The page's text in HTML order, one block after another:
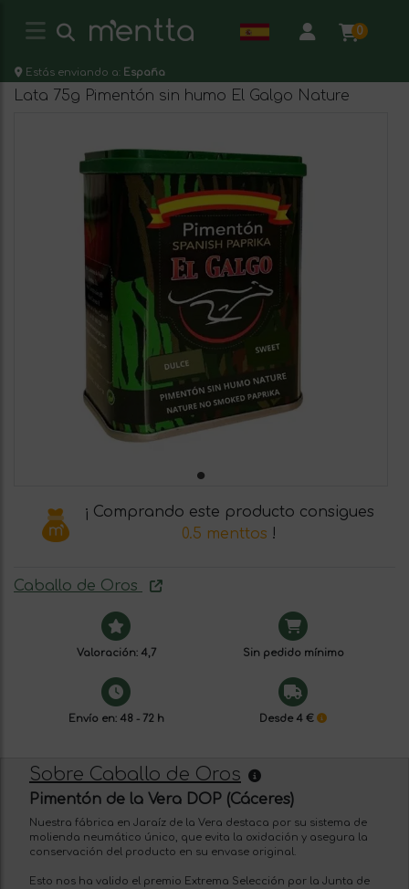
0
Estás enviando a: España
Lata 75g Pimentón sin humo El Galgo Nature
¡ Comprando este producto consigues
0.5 menttos !
Caballo de Oros
Valoración: 4,7 Sin pedido mínimo
Envío en: 48 - 72 h Desde 4 €
Sobre Caballo de Oros
Pimentón de la Vera DOP (Cáceres)
Nuestra fábrica en Jaraíz de la Vera destaca por su sistema de
molienda neumático único, que evita la oxidación y asegura la
conservación del producto en su envase original.
Esto nos ha valido el premio Extrema Selección por la Junta de